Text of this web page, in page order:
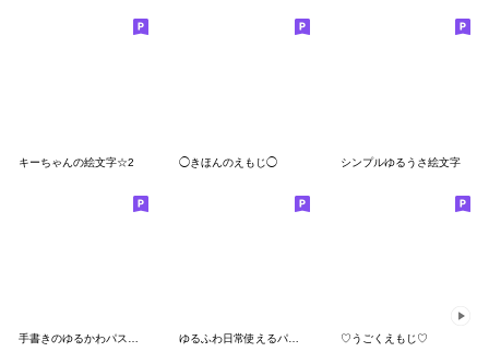
キーちゃんの絵文字☆2 ◯きほんのえもじ◯ シンプルゆるうさ絵文字
♡うごくえもじ♡